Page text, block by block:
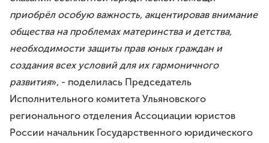
приобрёл особую важность, акцентировав внимание
общества на проблемах материнства и детства,
необходимости защиты прав юных граждан и
создания всех условий для их гармоничного
развития», - поделилась Председатель
Исполнительного комитета Ульяновского
регионального отделения Ассоциации юристов
России начальник Государственного юридического